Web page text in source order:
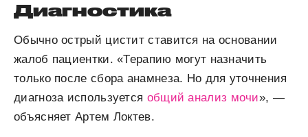
Диагностика
Обычно острый цистит ставится на основании
жалоб пациентки. «Терапию могут назначить
только после сбора анамнеза. Но для уточнения
диагноза используется общий анализ мочи», —
объясняетАртем Локтев.